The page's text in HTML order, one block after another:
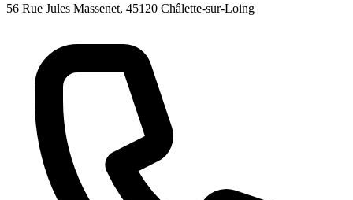
56 Rue Jules Massenet, 45120 Châlette-sur-Loing